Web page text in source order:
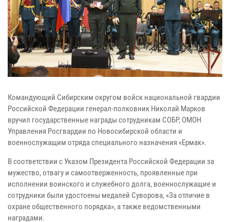
Командующий Сибирским округом войск национальной гвардии
Российской Федерации генерал-полковник Николай Марков
вручил государственные награды сотрудникам СОБР, ОМОН
Управления Росгвардии по Новосибирской области и
военнослужащим отряда специального назначения «Ермак».
В соответствии с Указом Президента Российской Федерации за
мужество, отвагу и самоотверженность, проявленные при
исполнении воинского и служебного долга, военнослужащие и
сотрудники были удостоены медалей Суворова, «За отличие в
охране общественного порядка», а также ведомственными
наградами.